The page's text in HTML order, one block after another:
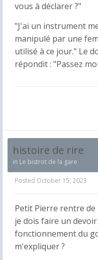
vous à déclarer ?"
"J'ai un instrument
manipulé par une
utilisé à ce jour." Le
répondit : "Passez
histoire de rire
in Le bistrot de la gare
Posted October 15, 2023
Petit Pierre rentre de
je dois faire un
fonctionnement du
m'expliquer ?